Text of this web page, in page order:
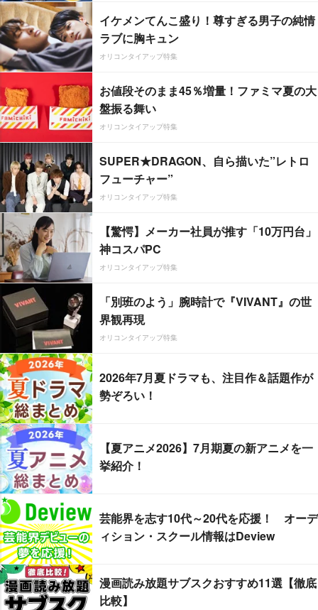
イケメンてんこ盛り！尊すぎる男子の純情
ラブに胸キュン
オリコンタイアップ特集
お値段そのまま45％増量！ファミマ夏の大
盤振る舞い
オリコンタイアップ特集
SUPER★DRAGON、自ら描いた”レトロ
フューチャー”
オリコンタイアップ特集
【驚愕】メーカー社員が推す「10万円台」
神コスパPC
オリコンタイアップ特集
「別班のよう」腕時計で『VIVANT』の世
界観再現
オリコンタイアップ特集
2026年7月夏ドラマも、注目作＆話題作が
勢ぞろい！
【夏アニメ2026】7月期夏の新アニメを一
挙紹介！
芸能界を志す10代～20代を応援！ オーデ
ィション・スクール情報はDeview
漫画読み放題サブスクおすすめ11選【徹底
比較】